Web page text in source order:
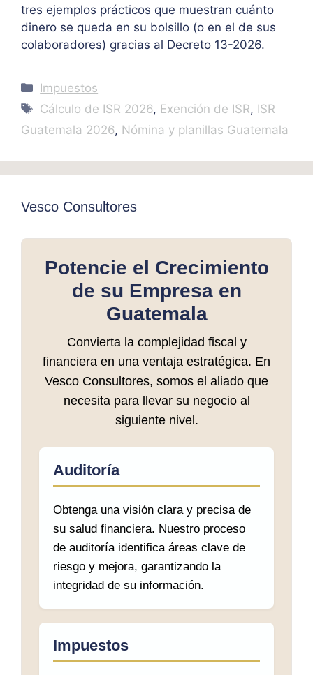
tres ejemplos prácticos que muestran cuánto
dinero se queda en su bolsillo (o en el de sus
colaboradores) gracias al Decreto 13-2026.
Categories
Impuestos
Tags
Cálculo de ISR 2026, Exención de ISR, ISR
Guatemala 2026, Nómina y planillas Guatemala
Vesco Consultores
Potencie el Crecimiento
de su Empresa en
Guatemala
Convierta la complejidad fiscal y
financiera en una ventaja estratégica. En
Vesco Consultores, somos el aliado que
necesita para llevar su negocio al
siguiente nivel.
Auditoría
Obtenga una visión clara y precisa de
su salud financiera. Nuestro proceso
de auditoría identifica áreas clave de
riesgo y mejora, garantizando la
integridad de su información.
Impuestos